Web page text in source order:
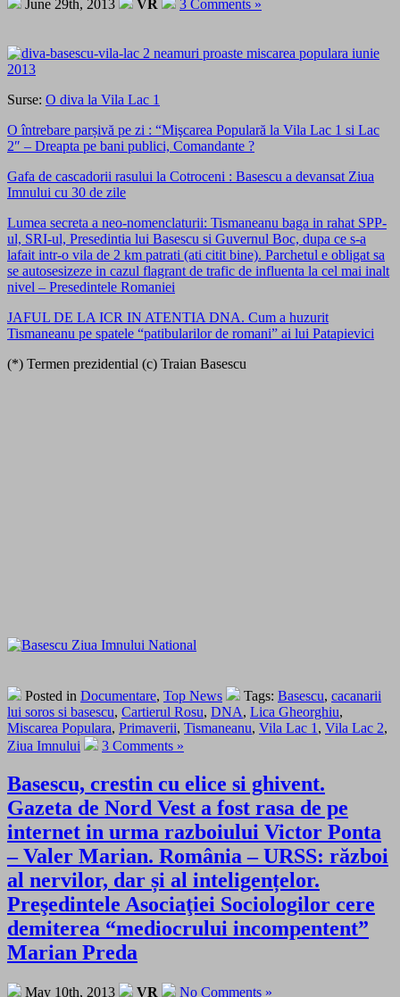
June 29th, 2013 VR 3 Comments »
Surse: O diva la Vila Lac 1
O întrebare parșivă pe zi : “Mişcarea Populară la Vila Lac 1 si Lac
2″ – Dreapta pe bani publici, Comandante ?
Gafa de cascadorii rasului la Cotroceni : Basescu a devansat Ziua
Imnului cu 30 de zile
Lumea secreta a neo-nomenclaturii: Tismaneanu baga in rahat SPP-
ul, SRI-ul, Presedintia lui Basescu si Guvernul Boc, dupa ce s-a
lafait intr-o vila de 2 km patrati (ati citit bine). Parchetul e obligat sa
se autosesizeze in cazul flagrant de trafic de influenta la cel mai inalt
nivel – Presedintele Romaniei
JAFUL DE LA ICR IN ATENTIA DNA. Cum a huzurit
Tismaneanu pe spatele “patibularilor de romani” ai lui Patapievici
(*) Termen prezidential (c) Traian Basescu
Posted in Documentare, Top News Tags: Basescu, cacanarii
lui soros si basescu, Cartierul Rosu, DNA, Lica Gheorghiu,
Miscarea Populara, Primaverii, Tismaneanu, Vila Lac 1 , Vila Lac 2,
Ziua Imnului
3 Comments »
Basescu, crestin cu elice si ghivent.
Gazeta de Nord Vest a fost rasa de pe
internet in urma razboiului Victor Ponta
– Valer Marian. România – URSS: război
al nervilor, dar și al inteligențelor.
Preşedintele Asociaţiei Sociologilor cere
demiterea “mediocrului incompentent”
Marian Preda
May 10th, 2013 VR No Comments »